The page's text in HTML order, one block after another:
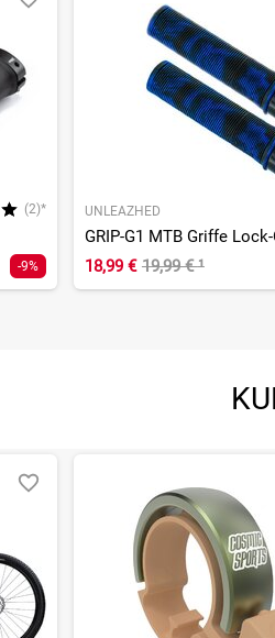
(2)*
-9%
UNLEAZHED
GRIP-G1 MTB Griffe
18,99 € 19,99 €¹